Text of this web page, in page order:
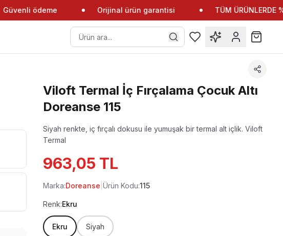
ödeme Orijinal ürün garantisi TÜM ÜRÜNLERDE
Viloft Termal İç Fırçalama Çocuk Altı
Doreanse 115
Siyah renkte, iç fırçalı dokusu ile yumuşak bir termal alt içlik. Viloft
Termal
963,05 TL
Marka:Doreanse |Ürün Kodu:115
Renk:Ekru
Ekru Siyah